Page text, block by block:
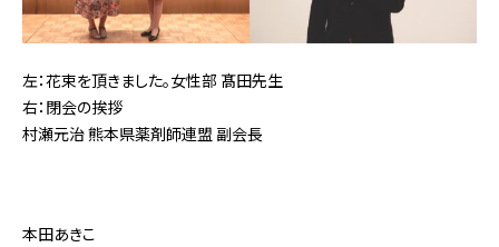
左：花束を頂きました。女性部 髙田先生
右：閉会の挨拶
村瀬元治 熊本県薬剤師連盟 副会長
本田あきこ